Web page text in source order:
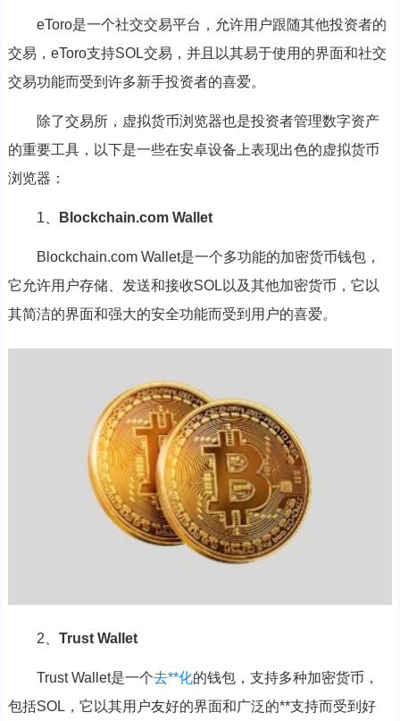
eToro是一个社交交易平台，允许用户跟随其他投资者的
交易，eToro支持SOL交易，并且以其易于使用的界面和社交
交易功能而受到许多新手投资者的喜爱。
除了交易所，虚拟货币浏览器也是投资者管理数字资产
的重要工具，以下是一些在安卓设备上表现出色的虚拟货币
浏览器：
1、 Blockchain.com Wallet
Blockchain.com Wallet是一个多功能的加密货币钱包，
它允许用户存储、发送和接收SOL以及其他加密货币，它以
其简洁的界面和强大的安全功能而受到用户的喜爱。
2、 Trust Wallet
Trust Wallet是一个去**化的钱包，支持多种加密货币，
包括SOL，它以其用户友好的界面和广泛的**支持而受到好